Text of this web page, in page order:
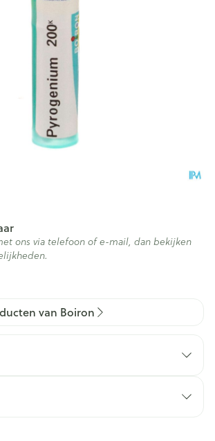
ons via telefoon of e-mail, dan bekijken
van Boiron